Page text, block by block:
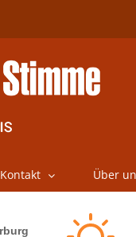
Kontakt Über